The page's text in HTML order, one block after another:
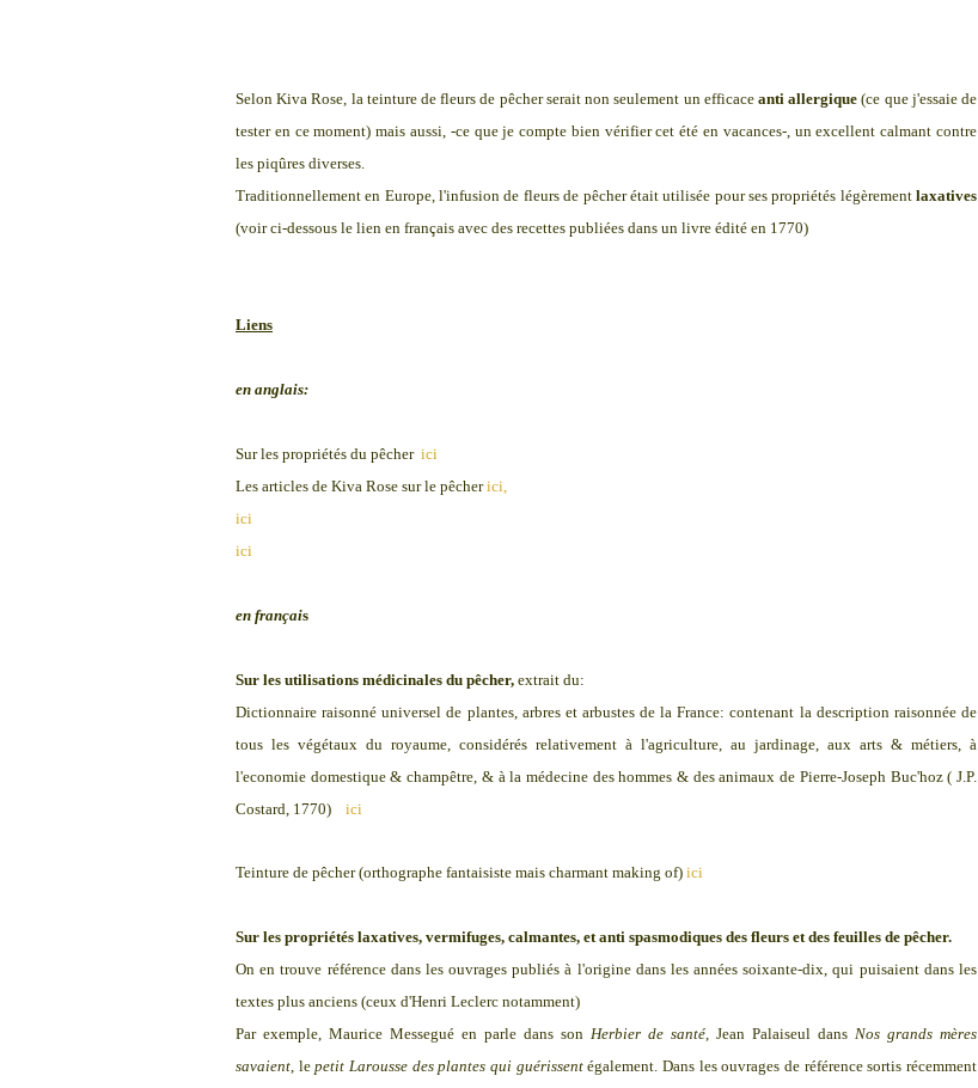
Selon Kiva Rose, la teinture de fleurs de pêcher serait non seulement un efficace anti allergique (ce que j'essaie de
tester en ce moment) mais aussi, -ce que je compte bien vérifier cet été en vacances-, un excellent calmant contre
les piqûres diverses.
Traditionnellement en Europe, l'infusion de fleurs de pêcher était utilisée pour ses propriétés légèrement laxatives
(voir ci-dessous le lien en français avec des recettes publiées dans un livre édité en 1770)
Liens
en anglais:
Sur les propriétés du pêcher ici
Les articles de Kiva Rose sur le pêcherici,
ici
ici
en français
Sur les utilisations médicinales du pêcher, extrait du:
Dictionnaire raisonné universel de plantes, arbres et arbustes de la France: contenant la description raisonnée de
tous les végétaux du royaume, considérés relativement à l'agriculture, au jardinage, aux arts & métiers, à
l'economie domestique & champêtre, & à la médecine des hommes & des animaux de Pierre-Joseph Buc'hoz ( J.P.
Costard, 1770)
ici
Teinture de pêcher (orthographe fantaisiste mais charmant making of) ici
Sur les propriétés laxatives, vermifuges, calmantes, et anti spasmodiques des fleurs et des feuilles de pêcher.
On en trouve référence dans les ouvrages publiés à l'origine dans les années soixante-dix, qui puisaient dans les
textes plus anciens (ceux d'Henri Leclerc notamment)
Par exemple, Maurice Messegué en parle dans son Herbier de santé, Jean Palaiseul dans Nos grands mères
savaient, lepetit Larousse des plantes qui guérissentégalement. Dans les ouvrages de référence sortis récemment